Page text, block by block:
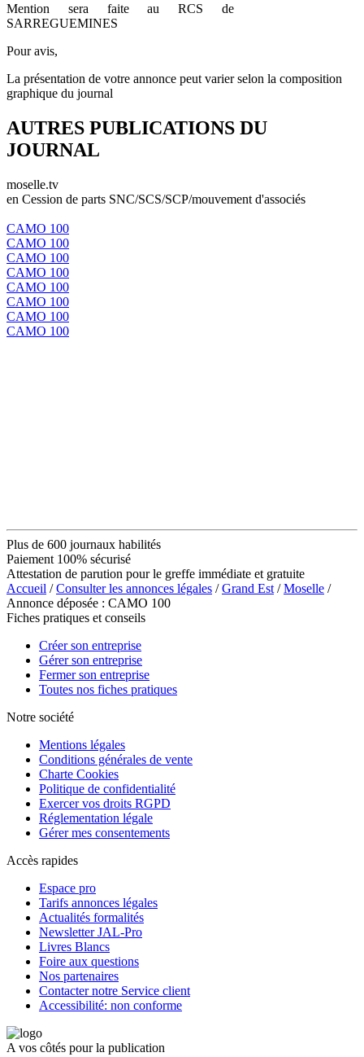
Mention sera faite au RCS de
SARREGUEMINES
Pour avis,
La présentation de votre annonce peut varier selon la composition
graphique du journal
AUTRES PUBLICATIONS DU
JOURNAL
moselle.tv
en Cession de parts SNC/SCS/SCP/mouvement d'associés
CAMO 100
CAMO 100
CAMO 100
CAMO 100
CAMO 100
CAMO 100
CAMO 100
CAMO 100
Plus de 600 journaux habilités
Paiement 100% sécurisé
Attestation de parution pour le greffe immédiate et gratuite
Accueil /Consulter les annonces légales /Grand Est /Moselle /
Annonce déposée : CAMO 100
Fiches pratiques et conseils
Créer son entreprise
Gérer son entreprise
Fermer son entreprise
Toutes nos fiches pratiques
Notre société
Mentions légales
Conditions générales de vente
Charte Cookies
Politique de confidentialité
Exercer vos droits RGPD
Réglementation légale
Gérer mes consentements
Accès rapides
Espace pro
Tarifs annonces légales
Actualités formalités
Newsletter JAL-Pro
Livres Blancs
Foire aux questions
Nos partenaires
Contacter notre Service client
Accessibilité: non conforme
A vos côtés pour la publication